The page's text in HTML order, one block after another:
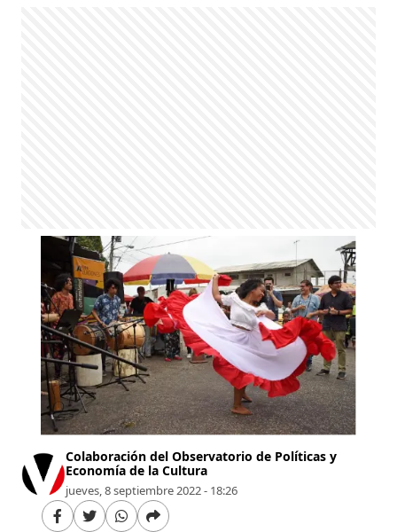
Colaboración del Observatorio de Políticas y
Economía de la Cultura
jueves, 8 septiembre 2022 - 18:26